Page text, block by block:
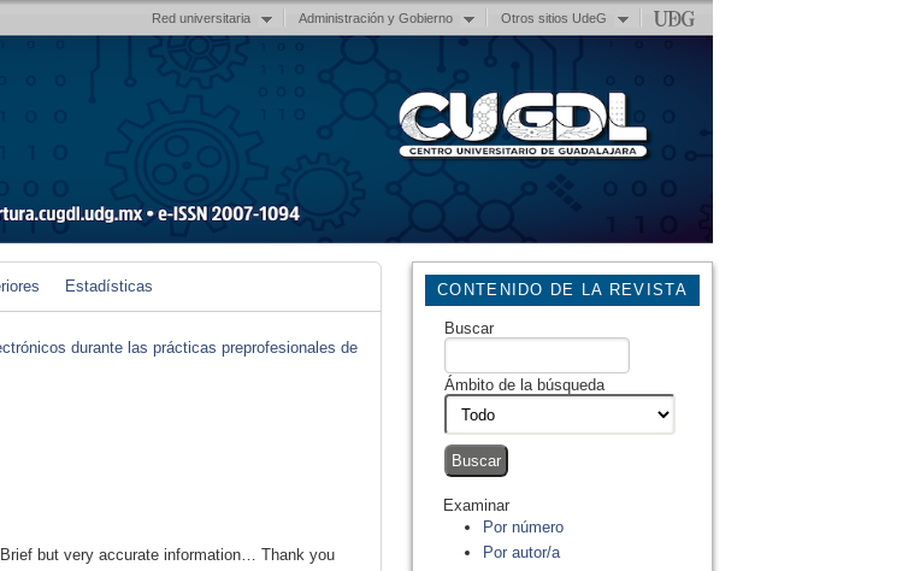
Red universitaria Administración y Gobierno Otros sitios UdeG
CONTENIDO DE LA REVISTA
Buscar
Ámbito de la búsqueda
Examinar
Por número
Por autor/a
Estadísticas
durante las prácticas preprofesionales de
but very accurate information… Thank you